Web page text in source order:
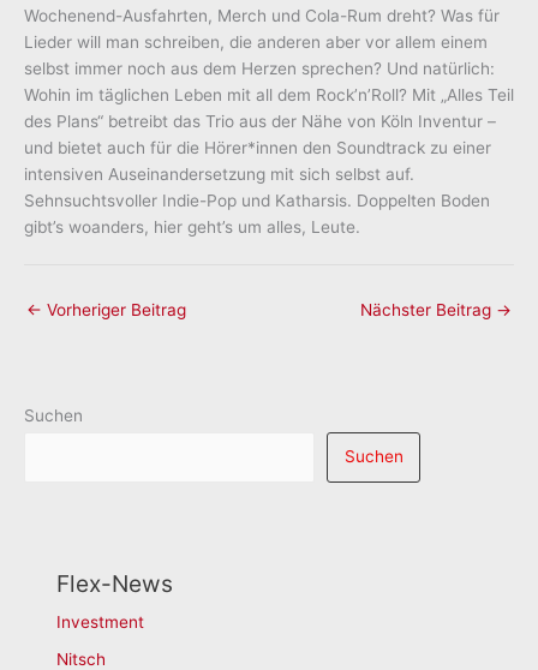
Wochenend-Ausfahrten, Merch und Cola-Rum dreht? Was für
Lieder will man schreiben, die anderen aber vor allem einem
selbst immer noch aus dem Herzen sprechen? Und natürlich:
Wohin im täglichen Leben mit all dem Rock’n’Roll? Mit „Alles Teil
des Plans“ betreibt das Trio aus der Nähe von Köln Inventur –
und bietet auch für die Hörer*innen den Soundtrack zu einer
intensiven Auseinandersetzung mit sich selbst auf.
Sehnsuchtsvoller Indie-Pop und Katharsis. Doppelten Boden
gibt’s woanders, hier geht’s um alles, Leute.
← Vorheriger Beitrag Nächster Beitrag →
Suchen
Suchen
Flex-News
Investment
Nitsch